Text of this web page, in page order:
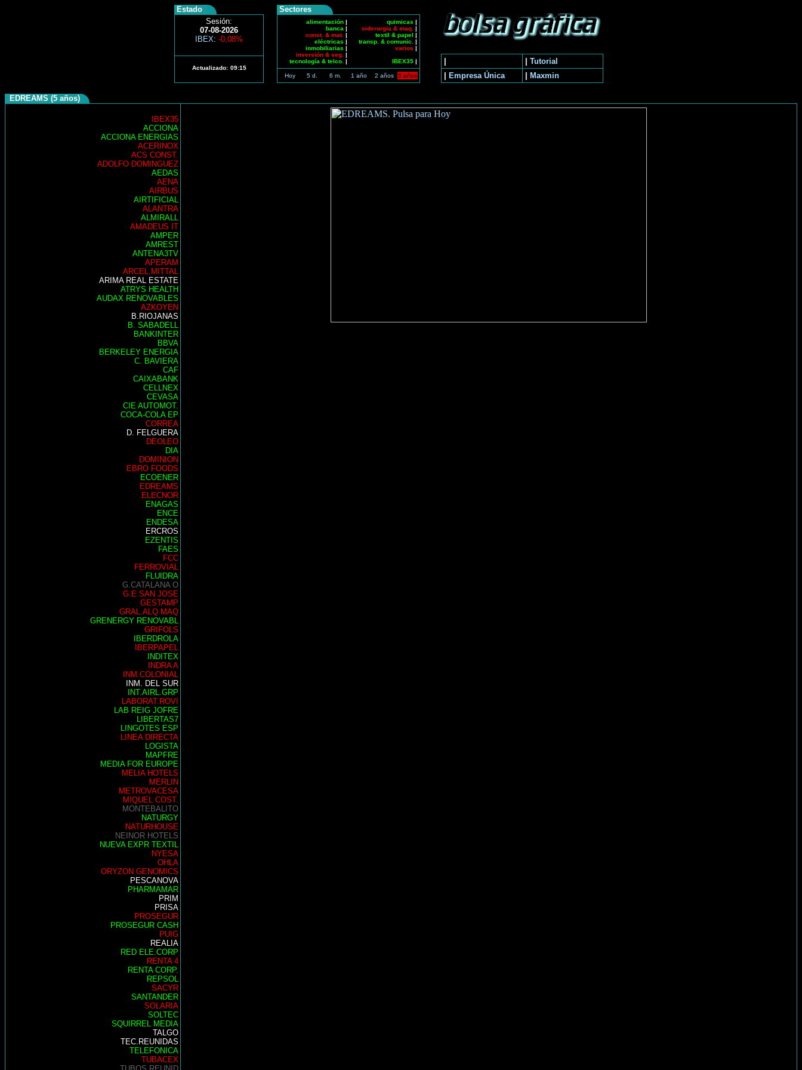
Estado
Sesión:
07-08-2026
IBEX: -0,08%
Actualizado: 09:15
Sectores
alimentación |
banca |
const. & mat. |
eléctricas |
inmobiliarias |
inversión & seg. |
tecnología & telco. |
quimicas |
siderurgia & maq. |
textil & papel |
transp. & comunic.
|
varios |
IBEX35 |
Hoy 5 d. 6 m. 1 año 2 años 5 años
Tutorial
Empresa Única Maxmin
EDREAMS (5 años)
IBEX35
ACCIONA
ACCIONA ENERGIAS
ACERINOX
ACS CONST.
ADOLFO DOMINGUEZ
AEDAS
AENA
AIRBUS
AIRTIFICIAL
ALANTRA
ALMIRALL
AMADEUS IT
AMPER
AMREST
ANTENA3TV
APERAM
ARCEL.MITTAL
ARIMA REAL ESTATE
ATRYS HEALTH
AUDAX RENOVABLES
AZKOYEN
B.RIOJANAS
B. SABADELL
BANKINTER
BBVA
BERKELEY ENERGIA
C. BAVIERA
CAF
CAIXABANK
CELLNEX
CEVASA
CIE AUTOMOT.
COCA-COLA EP
CORREA
D. FELGUERA
DEOLEO
DIA
DOMINION
EBRO FOODS
ECOENER
EDREAMS
ELECNOR
ENAGAS
ENCE
ENDESA
ERCROS
EZENTIS
FAES
FCC
FERROVIAL
FLUIDRA
G.CATALANA O
G.E.SAN JOSE
GESTAMP
GRAL.ALQ.MAQ
GRENERGY RENOVABL
GRIFOLS
IBERDROLA
IBERPAPEL
INDITEX
INDRA A
INM.COLONIAL
INM. DEL SUR
INT.AIRL.GRP
LABORAT.ROVI
LAB REIG JOFRE
LIBERTAS7
LINGOTES ESP
LINEA DIRECTA
LOGISTA
MAPFRE
MEDIA FOR EUROPE
MELIA HOTELS
MERLIN
METROVACESA
MIQUEL COST.
MONTEBALITO
NATURGY
NATURHOUSE
NEINOR HOTELS
NUEVA EXPR TEXTIL
NYESA
OHLA
ORYZON GENOMICS
PESCANOVA
PHARMAMAR
PRIM
PRISA
PROSEGUR
PROSEGUR CASH
PUIG
REALIA
RED ELE.CORP
RENTA 4
RENTA CORP.
REPSOL
SACYR
SANTANDER
SOLARIA
SOLTEC
SQUIRREL MEDIA
TALGO
TEC.REUNIDAS
TELEFONICA
TUBACEX